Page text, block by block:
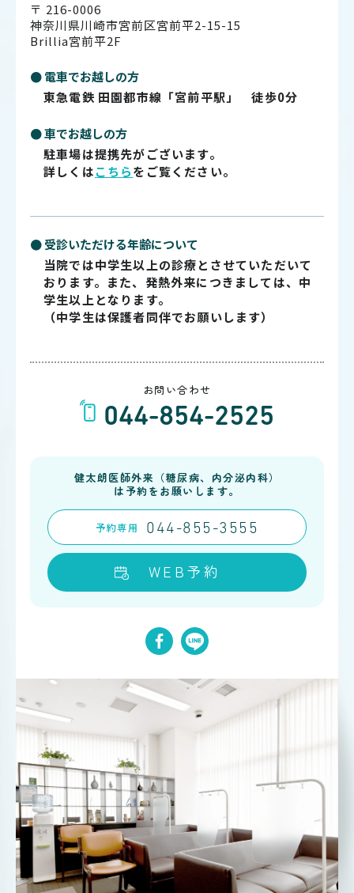
〒 216-0006
神奈川県川崎市宮前区宮前平2-15-15
Brillia宮前平2F
● 電車でお越しの方
東急電鉄 田園都市線「宮前平駅」 徒歩0分
● 車でお越しの方
駐車場は提携先がございます。
詳しくはこちらをご覧ください。
● 受診いただける年齢について
当院では中学生以上の診療とさせていただいて
おります。また、発熱外来につきましては、中
学生以上となります。
（中学生は保護者同伴でお願いします）
お問い合わせ
044-854-2525
健太朗医師外来（糖尿病、内分泌内科）
は予約をお願いします。
予約専用 044-855-3555
WEB予約